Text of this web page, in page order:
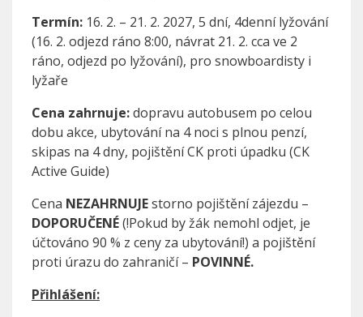
Termín: 16. 2. – 21. 2. 2027, 5 dní, 4denní lyžování
(16. 2. odjezd ráno 8:00, návrat 21. 2. cca ve 2
ráno, odjezd po lyžování), pro snowboardisty i
lyžaře
Cena zahrnuje:dopravu autobusem po celou
dobu akce, ubytování na 4 noci s plnou penzí,
skipas na 4 dny, pojištění CK proti úpadku (CK
Active Guide)
Cena NEZAHRNUJEstorno pojištění zájezdu –
DOPORUČENÉ(!Pokud by žák nemohl odjet, je
účtováno 90 % z ceny za ubytování!) a pojištění
proti úrazu do zahraničí – POVINNÉ.
Přihlášení: